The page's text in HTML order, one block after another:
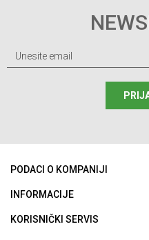
PODACI O KOMPANIJI
ABC SPORTING d.o.o.
INFORMACIJE
O nama
KORISNIČKI SERVIS